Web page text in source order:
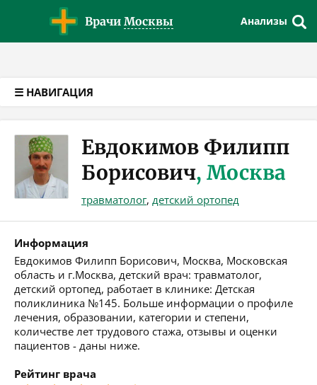
Врачи Москвы Анализы
☰ НАВИГАЦИЯ
Евдокимов Филипп
Борисович, Москва
травматолог, детский ортопед
Информация
Евдокимов Филипп Борисович, Москва, Московская
область и г.Москва, детский врач: травматолог,
детский ортопед, работает в клинике: Детская
поликлиника №145. Больше информации о профиле
лечения, образовании, категории и степени,
количестве лет трудового стажа, отзывы и оценки
пациентов - даны ниже.
Рейтинг врача